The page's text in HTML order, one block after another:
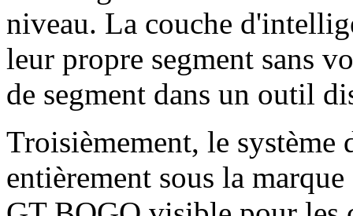
niveau. La couche
leur propre segment sans
de segment dans un outil
Troisièmement, le
entièrement sous la